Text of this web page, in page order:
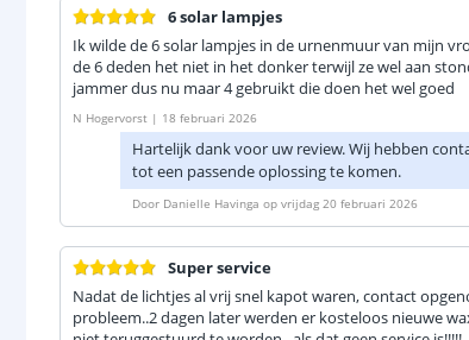
6 solar lampjes
Ik wilde de 6 solar lampjes in de urnenmuur van mijn
de 6 deden het niet in het donker terwijl ze wel aan
jammer dus nu maar 4 gebruikt die doen het wel goed
N Hogervorst | 18 februari 2026
Hartelijk dank voor uw review. Wij hebben
tot een passende oplossing te komen.
Door Danielle Havinga op vrijdag 20 februari 2026
Super service
Nadat de lichtjes al vrij snel kapot waren, contact
probleem..2 dagen later werden er kosteloos nieuwe